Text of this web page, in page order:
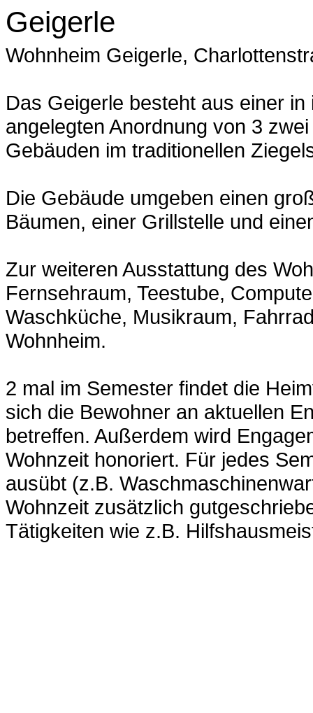
Geigerle
Wohnheim Geigerle,
Das Geigerle besteht aus einer
angelegten Anordnung von 3
Gebäuden im traditionellen
Die Gebäude umgeben einen
Bäumen, einer Grillstelle und
Zur weiteren Ausstattung des
Fernsehraum, Teestube,
Waschküche, Musikraum,
Wohnheim.
2 mal im Semester findet die
sich die Bewohner an aktuellen
betreffen. Außerdem wird
Wohnzeit honoriert. Für jedes
ausübt (z.B.
Wohnzeit zusätzlich
Tätigkeiten wie z.B.